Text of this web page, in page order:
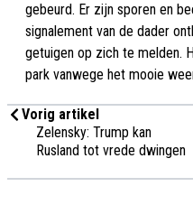
gebeurd. Er zijn sporen en
signalement van de dader
getuigen op zich te melden.
park vanwege het mooie
Vorig artikel
Zelensky: Trump kan
Rusland tot vrede dwingen